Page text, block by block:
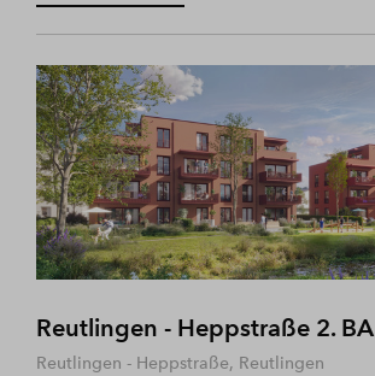
Reutlingen - Heppstraße 2. BA
Reutlingen - Heppstraße, Reutlingen